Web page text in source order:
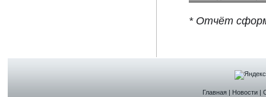
* Отчёт
Главная| Новости|